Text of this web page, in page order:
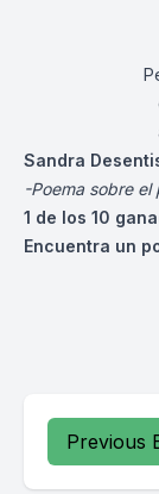
Sandra
-Poema sobre el
1 de los 10
Encuentra un
Previous